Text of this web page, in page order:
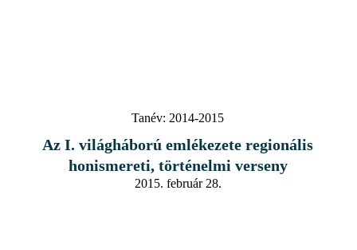
Tanév: 2014-2015
Az I. világháború emlékezete regionális
honismereti, történelmi verseny
2015. február 28.